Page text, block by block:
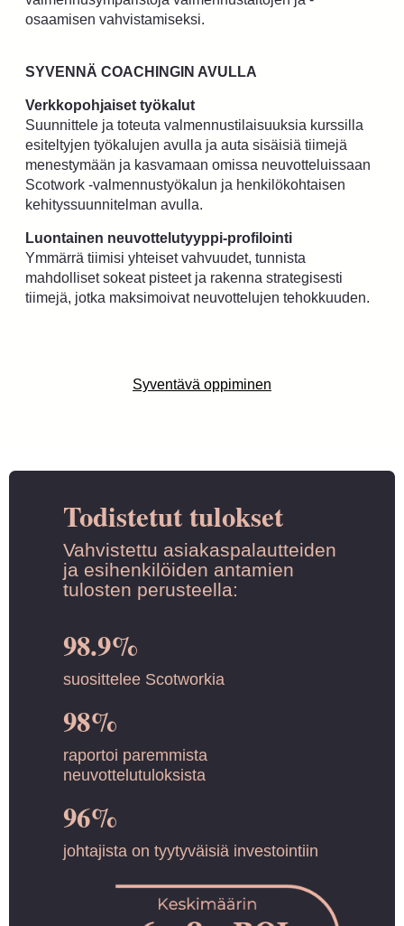
osaamisen vahvistamiseksi.
SYVENNÄ COACHINGIN AVULLA
Verkkopohjaiset työkalut
Suunnittele ja toteuta valmennustilaisuuksia kurssilla
esiteltyjen työkalujen avulla ja auta sisäisiä tiimejä
menestymään ja kasvamaan omissa neuvotteluissaan
Scotwork -valmennustyökalun ja henkilökohtaisen
kehityssuunnitelman avulla.
Luontainen neuvottelutyyppi-profilointi
Ymmärrä tiimisi yhteiset vahvuudet, tunnista
mahdolliset sokeat pisteet ja rakenna strategisesti
tiimejä, jotka maksimoivat neuvottelujen tehokkuuden.
Syventävä oppiminen
Todistetut tulokset
Vahvistettu asiakaspalautteiden
ja esihenkilöiden antamien
tulosten perusteella:
98.9%
suosittelee Scotworkia
98%
raportoi paremmista
neuvottelutuloksista
96%
johtajista on tyytyväisiä investointiin